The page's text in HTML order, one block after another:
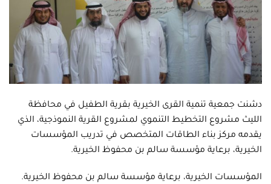
دشنت جمعية تنمية القرى الخيرية بقرية الطفيل في محافظة
الليث مشروع التخطيط التنموي لمشروع القرية النموذجية، الذي
يقدمه مركز بناء الطاقات المتخصص في تدريب المؤسسات
الخيرية، برعاية مؤسسة سالم بن محفوظ الخيرية.
المؤسسات الخيرية، برعاية مؤسسة سالم بن محفوظ الخيرية.